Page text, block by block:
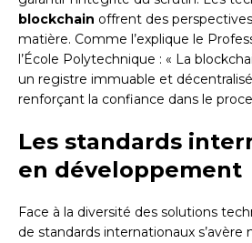
blockchain offrent des
matière. Comme l’explique le
l’École Polytechnique : « La
un registre immuable et
renforçant la confiance dans le
Les standards
en développement
Face à la diversité des solutions
de standards internationaux s’avère